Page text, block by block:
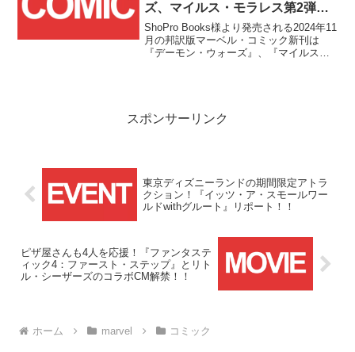
ズ、マイルス・モラレス第2弾、
流通限定ストレンジ・アカデミー
最終巻が登場！！
ShoPro Books様より発売される2024年11
月の邦訳版マーベル・コミック新刊は
『デーモン・ウォーズ』、『マイルス・
スポンサーリンク
東京ディズニーランドの期間限定アトラ
クション！『イッツ・ア・スモールワー
ルドwithグルート』リポート！！
ピザ屋さんも4人を応援！『ファンタステ
ィック4：ファースト・ステップ』とリト
ル・シーザーズのコラボCM解禁！！
ホーム marvel コミック